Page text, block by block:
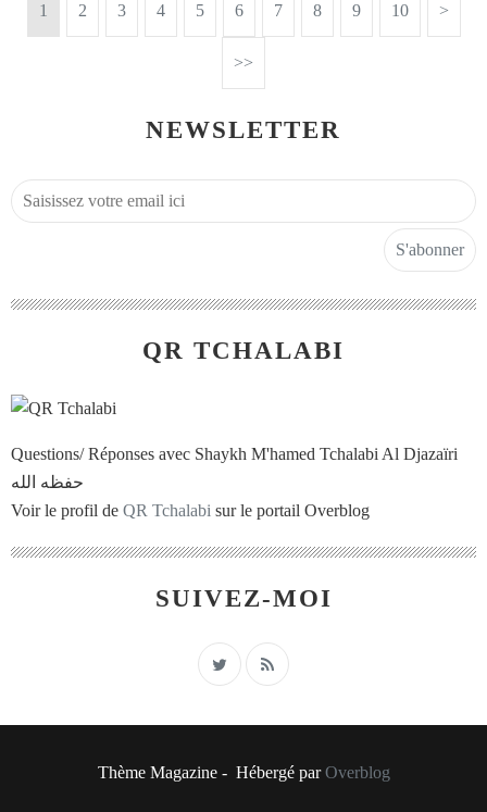
1 2 3 4 5 6 7 8 9 10 >
>>
NEWSLETTER
QR TCHALABI
Questions/ Réponses avec Shaykh M'hamed Tchalabi Al Djazaïri
حفظه الله
Voir le profil de QR Tchalabi sur le portail Overblog
SUIVEZ-MOI
Thème Magazine - Hébergé parOverblog